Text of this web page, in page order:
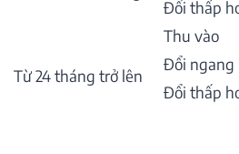
Đổi thấp
Từ 24 tháng trở lên
Thu vào
Đổi ngang
Đổi thấp